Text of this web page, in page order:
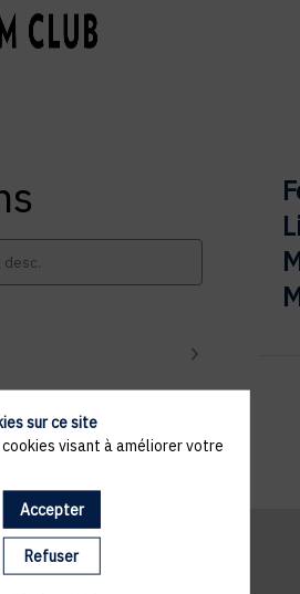
sur ce site
visant à améliorer votre
Accepter
Refuser